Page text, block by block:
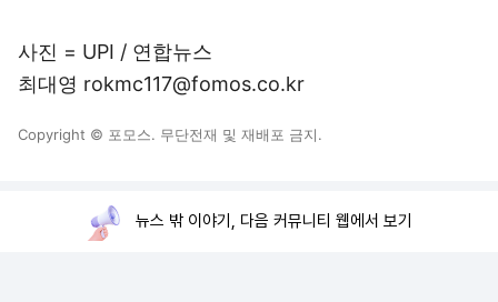
사진 = UPI / 연합뉴스
최대영 rokmc117@fomos.co.kr
Copyright © 포모스. 무단전재 및 재배포 금지.
뉴스 밖 이야기, 다음 커뮤니티 웹에서 보기